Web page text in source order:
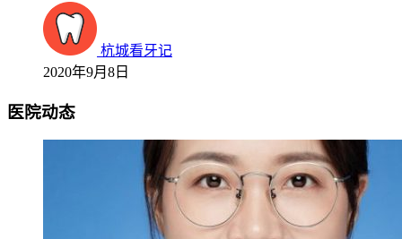
杭城看牙记
2020年9月8日
医院动态